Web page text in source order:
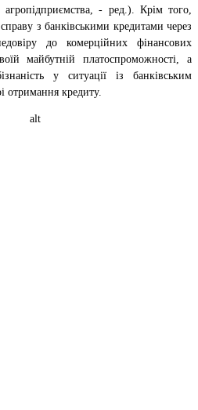
- ред.). Крім того,
з банківськими кредитами через
до комерційних фінансових
майбутній платоспроможності, а
у ситуації із банківським
отримання кредиту.